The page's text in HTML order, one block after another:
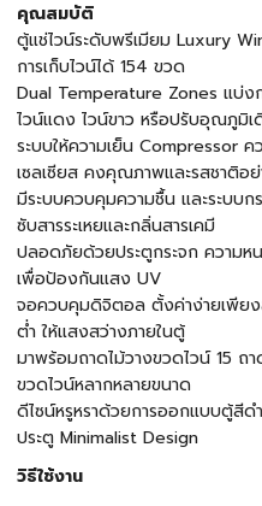
คุณสมบัติ
ตู้แช่ไวน์ระดับพรีเมียม Luxury
การเก็บไวน์ได้ 154 ขวด
Dual Temperature Zones แบ่
ไวน์แดง ไวน์ขาว หรือปรับอุณภูมิ
ระบบให้ความเย็น
เซลเซียส คงคุณภาพและรสชาติอ
มีระบบควบคุมความชื้น และระบบ
ซับสารระเหยและกลิ่นสารเคมี
ปลอดภัยด้วยประตูกระจก ความ
เพื่อป้องกันแสง UV
จอควบคุมดิจิตอล ตั้งค่าง่ายเพีย
ต่ำ ให้แสงสว่างภายในตู้
มาพร้อมถาดไม้วางขวดไวน์ 15 ถ
ขวดไวน์หลากหลายขนาด
ดีไซน์หรูหราด้วยการออกแบบตู้สีด
ประตู Minimalist Design
วิธีใช้งาน